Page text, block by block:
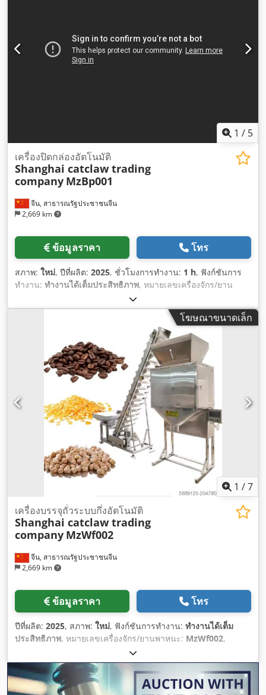
1 / 5
จีน, สาธารณรัฐประชาชนจีน
2,669 km
เครื่องปิดกล่องอัตโนมัติ
Shanghai catclaw trading
company MzBp001
ข้อมูลราคา โทร
สภาพ: ใหม่, ปีที่ผลิต: 2025, ชั่วโมงการทำงาน: 1 h, ฟังก์ชันการ
ทำงาน: ทำงานได้เต็มประสิทธิภาพ, หมายเลขเครื่องจักร/ยาน
, น้ำหนักรวม:1,500 กก.
3,800 มม, ความกว้างทั้งหมด:1,200 มม, ความสูงรวม:1,900 มม,
, ประเภทเชื้อเพลิง:แก๊ส, อัตรา
20 ลิตร/ชม., ความดันใช้งาน:
แรงดัน (สูงสุด):0.6 แท่ง, ประเภทการระบายความร้อน:
อุปกรณ์:เครื่องหมาย CE,
โฆษณาขนาดเล็ก
1 /7
จีน, สาธารณรัฐประชาชนจีน
2,669 km
เครื่องบรรจุถั่วระบบกึ่งอัตโนมัติ
Shanghai catclaw trading
company MzWf002
ข้อมูลราคา โทร
ปีที่ผลิต: 2025, สภาพ: ใหม่, ฟังก์ชันการทำงาน: ทำงานได้เต็ม
ประสิทธิภาพ, หมายเลขเครื่องจักร/ยานพาหนะ: MzWf002,
Android Auto, เครื่องหมาย CE